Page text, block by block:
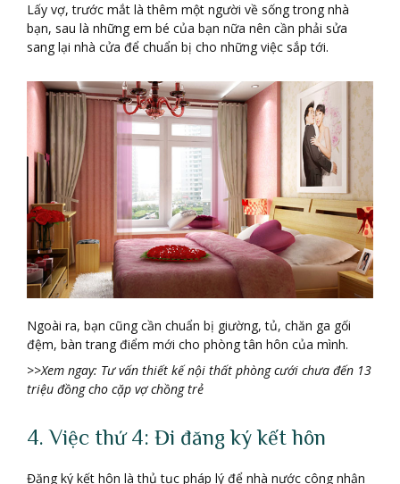
Lấy vợ, trước mắt là thêm một người về sống trong nhà
bạn, sau là những em bé của bạn nữa nên cần phải sửa
sang lại nhà cửa để chuẩn bị cho những việc sắp tới.
Ngoài ra, bạn cũng cần chuẩn bị giường, tủ, chăn ga gối
đệm, bàn trang điểm mới cho phòng tân hôn của mình.
>>Xem ngay: Tư vấn thiết kế nội thất phòng cưới chưa đến 13
triệu đồng cho cặp vợ chồng trẻ
4. Việc thứ 4: Đi đăng ký kết hôn
Đăng ký kết hôn là thủ tục pháp lý để nhà nước công nhận